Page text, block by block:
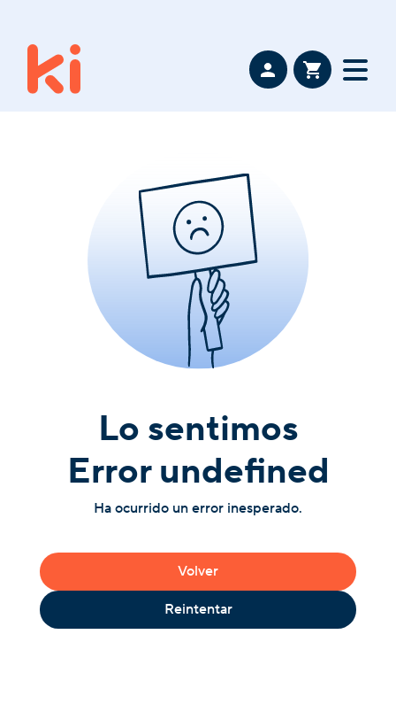
Lo sentimos
Error undefined
Ha ocurrido un error inesperado.
Volver
Reintentar